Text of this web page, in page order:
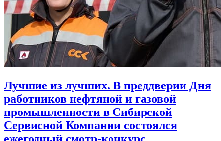
Лучшие из лучших. В преддверии Дня
работников нефтяной и газовой
промышленности в Сибирской
Сервисной Компании состоялся
ежегодный смотр-конкурс